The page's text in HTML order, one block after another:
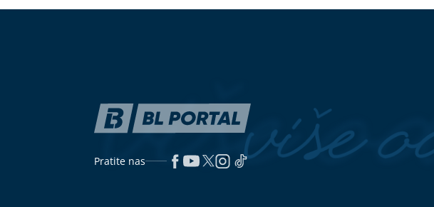
će blistati od čistoće
Šatori ponovo u modi: Druženje uz
„iće i piće“ GLAVNI ADUT domaćih
The Prodigy na Grbavici: Sarajevo
se vraća na mapu koncertnih